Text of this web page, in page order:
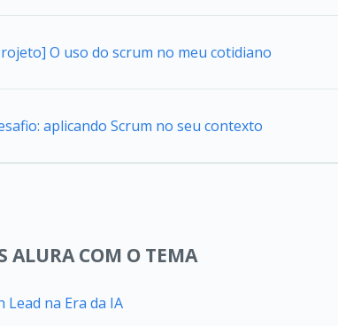
O uso do scrum no meu cotidiano
aplicando Scrum no seu contexto
ALURA COM O TEMA
Lead na Era da IA